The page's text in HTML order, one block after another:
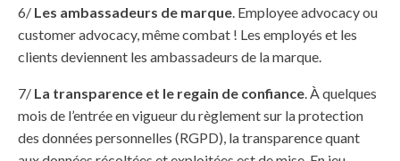
6/ Les ambassadeurs de marque. Employee advocacy ou
customer advocacy, même combat ! Les employés et les
clients deviennent les ambassadeurs de la marque.
7/ La transparence et le regain de confiance. À quelques
mois de l’entrée en vigueur du règlement sur la protection
des données personnelles (RGPD), la transparence quant